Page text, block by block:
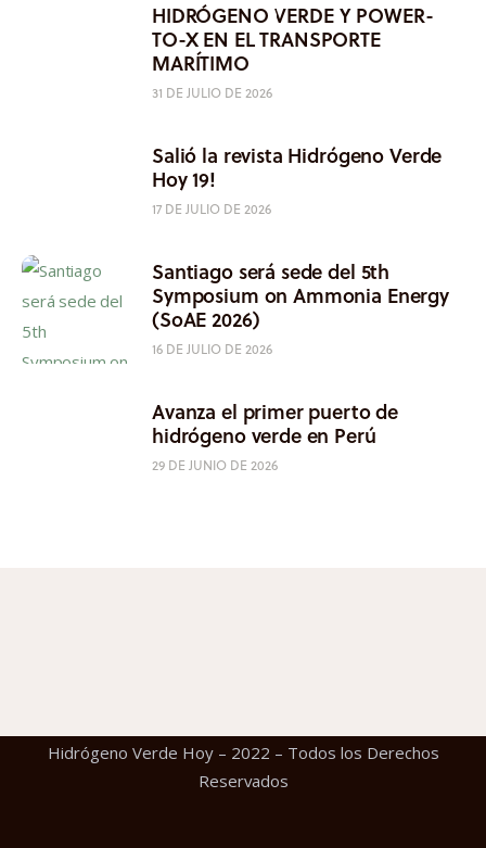
HIDRÓGENO VERDE Y POWER-
TO-X EN EL TRANSPORTE
MARÍTIMO
31 DE JULIO DE 2026
Salió la revista Hidrógeno Verde
Hoy 19!
17 DE JULIO DE 2026
Santiago será sede del 5th
Symposium on Ammonia Energy
(SoAE 2026)
16 DE JULIO DE 2026
Avanza el primer puerto de
hidrógeno verde en Perú
29 DE JUNIO DE 2026
Hidrógeno Verde Hoy – 2022 – Todos los Derechos
Reservados